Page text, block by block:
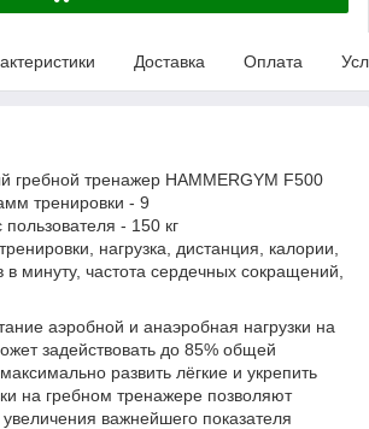
Доставка Оплата
гребной тренажер HAMMERGYM F500
тренировки - 9
- 150 кг
нагрузка, дистанция, калории,
в минуту, частота сердечных сокращений,
аэробной и анаэробная нагрузки на
задействовать до 85% общей
развить лёгкие и укрепить
на гребном тренажере позволяют
увеличения важнейшего показателя